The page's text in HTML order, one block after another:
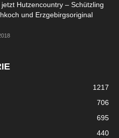
Hutzencountry – Schützling
und Erzgebirgsoriginal
1217
706
695
440